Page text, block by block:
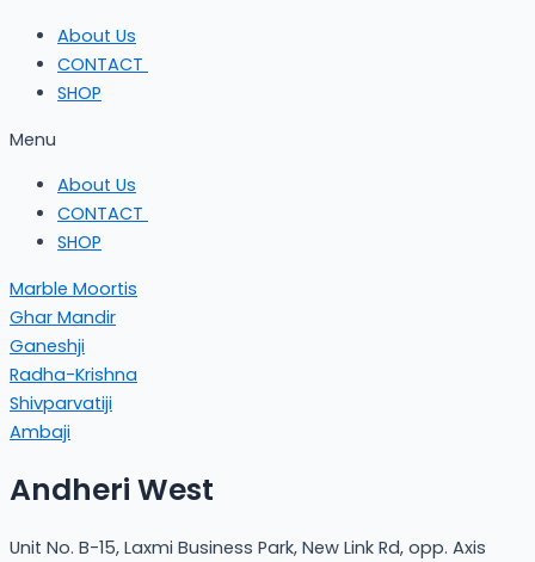
About Us
CONTACT
SHOP
Menu
About Us
CONTACT
SHOP
Marble Moortis
Ghar Mandir
Ganeshji
Radha-Krishna
Shivparvatiji
Ambaji
Andheri West
Unit No. B-15, Laxmi Business Park, New Link Rd, opp. Axis